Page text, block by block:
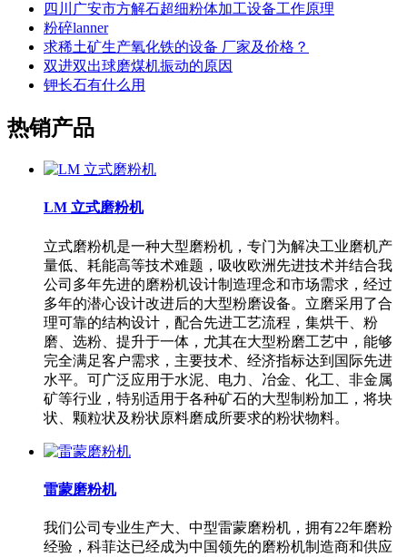
四川广安市方解石超细粉体加工设备工作原理
粉碎lanner
求稀土矿生产氧化铁的设备 厂家及价格？
双进双出球磨煤机振动的原因
钾长石有什么用
热销产品
LM 立式磨粉机
立式磨粉机是一种大型磨粉机，专门为解决工业磨机产
量低、耗能高等技术难题，吸收欧洲先进技术并结合我
公司多年先进的磨粉机设计制造理念和市场需求，经过
多年的潜心设计改进后的大型粉磨设备。立磨采用了合
理可靠的结构设计，配合先进工艺流程，集烘干、粉
磨、选粉、提升于一体，尤其在大型粉磨工艺中，能够
完全满足客户需求，主要技术、经济指标达到国际先进
水平。可广泛应用于水泥、电力、冶金、化工、非金属
矿等行业，特别适用于各种矿石的大型制粉加工，将块
状、颗粒状及粉状原料磨成所要求的粉状物料。
雷蒙磨粉机
我们公司专业生产大、中型雷蒙磨粉机，拥有22年磨粉
经验，科菲达已经成为中国领先的磨粉机制造商和供应